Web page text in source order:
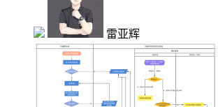
雷亚辉